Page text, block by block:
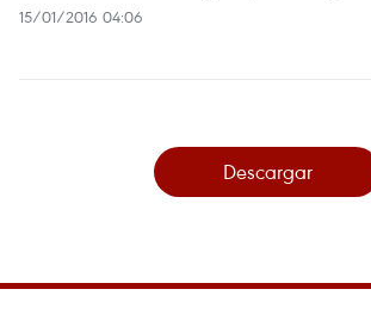
15/01/2016 04:06
Descargar